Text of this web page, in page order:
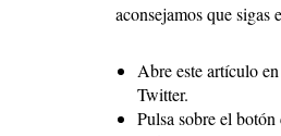
aconsejamos que sigas
Abre este artículo
Twitter.
Pulsa sobre el